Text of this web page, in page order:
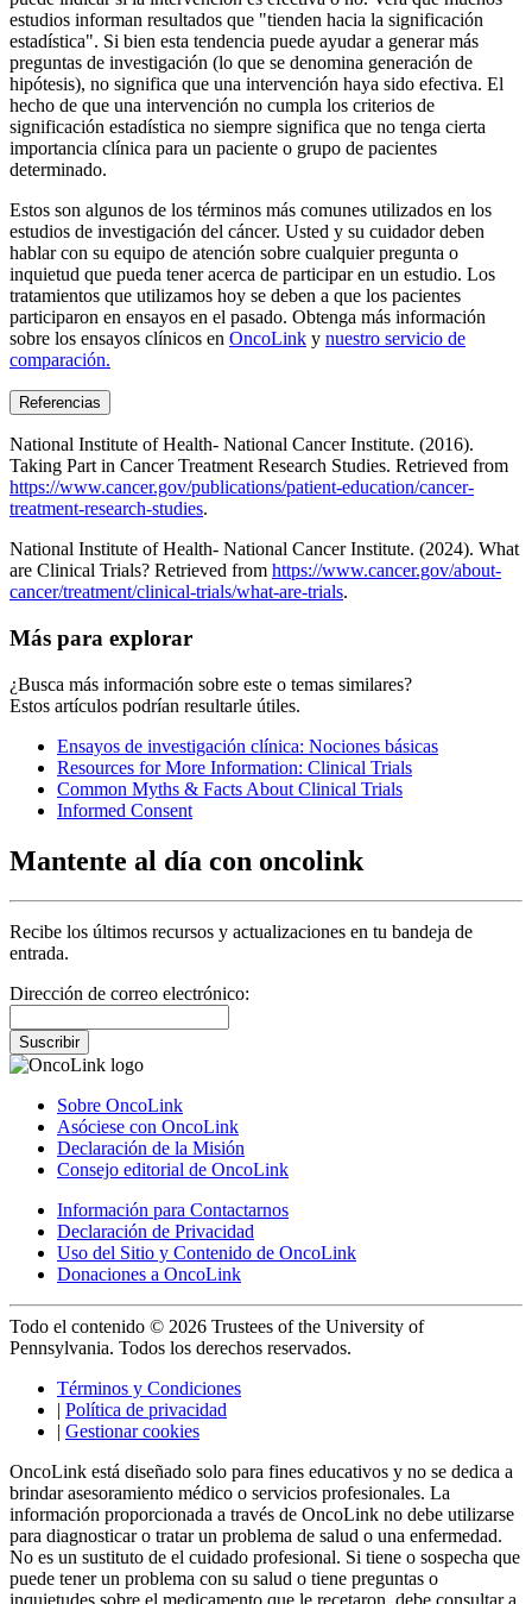
estudios informan resultados que "tienden hacia la significación
estadística". Si bien esta tendencia puede ayudar a generar más
preguntas de investigación (lo que se denomina generación de
hipótesis), no significa que una intervención haya sido efectiva. El
hecho de que una intervención no cumpla los criterios de
significación estadística no siempre significa que no tenga cierta
importancia clínica para un paciente o grupo de pacientes
determinado.
Estos son algunos de los términos más comunes utilizados en los
estudios de investigación del cáncer. Usted y su cuidador deben
hablar con su equipo de atención sobre cualquier pregunta o
inquietud que pueda tener acerca de participar en un estudio. Los
tratamientos que utilizamos hoy se deben a que los pacientes
participaron en ensayos en el pasado. Obtenga más información
sobre los ensayos clínicos en OncoLink y nuestro servicio de
comparación.
Referencias
National Institute of Health- National Cancer Institute. (2016).
Taking Part in Cancer Treatment Research Studies. Retrieved from
https://www.cancer.gov/publications/patient-education/cancer-
treatment-research-studies.
National Institute of Health- National Cancer Institute. (2024). What
are Clinical Trials? Retrieved from https://www.cancer.gov/about-
cancer/treatment/clinical-trials/what-are-trials.
Más para explorar
¿Busca más información sobre este o temas similares?
Estos artículos podrían resultarle útiles.
Ensayos de investigación clínica: Nociones básicas
Resources for More Information: Clinical Trials
Common Myths & Facts About Clinical Trials
Informed Consent
Mantente al día con oncolink
Recibe los últimos recursos y actualizaciones en tu bandeja de
entrada.
Dirección de correo electrónico:
Suscribir
Sobre OncoLink
Asóciese con OncoLink
Declaración de la Misión
Consejo editorial de OncoLink
Información para Contactarnos
Declaración de Privacidad
Uso del Sitio y Contenido de OncoLink
Donaciones a OncoLink
Todo el contenido © 2026 Trustees of the University of
Pennsylvania. Todos los derechos reservados.
Términos y Condiciones
Política de privacidad
Gestionar cookies
OncoLink está diseñado solo para fines educativos y no se dedica a
brindar asesoramiento médico o servicios profesionales. La
información proporcionada a través de OncoLink no debe utilizarse
para diagnosticar o tratar un problema de salud o una enfermedad.
No es un sustituto de el cuidado profesional. Si tiene o sospecha que
puede tener un problema con su salud o tiene preguntas o